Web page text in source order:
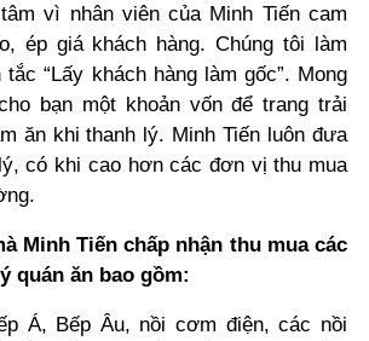
vì nhân viên của Minh Tiến cam
ép giá khách hàng. Chúng tôi làm
“Lấy khách hàng làm gốc”. Mong
bạn một khoản vốn để trang trải
ăn khi thanh lý. Minh Tiến luôn đưa
có khi cao hơn các đơn vị thu mua
Minh Tiến chấp nhận thu mua các
quán ăn bao gồm:
Á, Bếp Âu, nồi cơm điện, các nồi